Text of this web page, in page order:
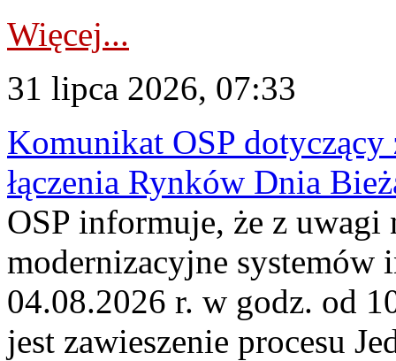
Więcej...
31 lipca 2026, 07:33
Komunikat OSP dotyczący
łączenia Rynków Dnia
OSP informuje, że z uwagi
modernizacyjne
04.08.2026 r. w godz. od
jest zawieszenie procesu